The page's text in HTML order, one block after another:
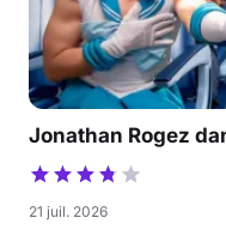
Jonathan Rogez
21 juil. 2026